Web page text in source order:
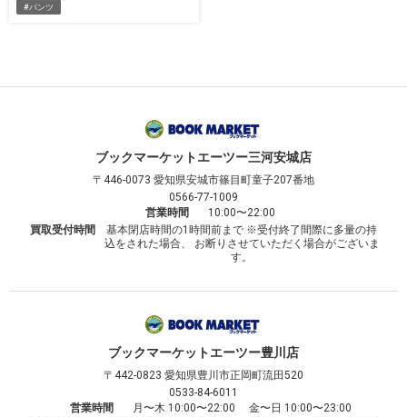
#パンツ
ブックマーケットエーツー三河安城店
〒446-0073 愛知県安城市篠目町童子207番地
0566-77-1009
営業時間
10:00〜22:00
買取受付時間
基本閉店時間の1時間前まで ※受付終了間際に多量の持
込をされた場合、 お断りさせていただく場合がございま
す。
ブックマーケットエーツー豊川店
〒442-0823 愛知県豊川市正岡町流田520
0533-84-6011
営業時間
月〜木 10:00〜22:00 金〜日 10:00〜23:00